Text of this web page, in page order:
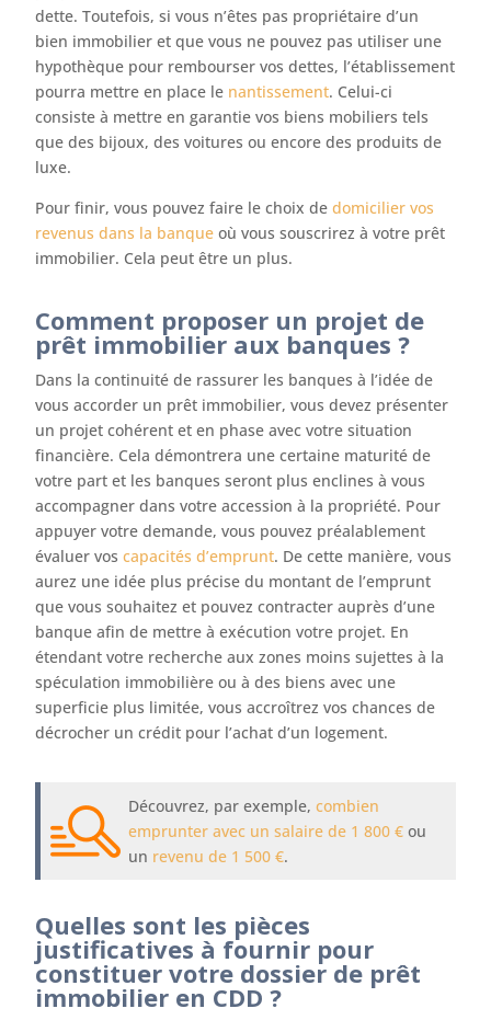
dette. Toutefois, si vous n’êtes pas propriétaire d’un
bien immobilier et que vous ne pouvez pas utiliser une
hypothèque pour rembourser vos dettes, l’établissement
pourra mettre en place le nantissement. Celui-ci
consiste à mettre en garantie vos biens mobiliers tels
que des bijoux, des voitures ou encore des produits de
luxe.
Pour finir, vous pouvez faire le choix dedomicilier vos
revenus dans la banque où vous souscrirez à votre prêt
immobilier. Cela peut être un plus.
Comment proposer un projet de
prêt immobilier aux banques ?
Dans la continuité de rassurer les banques à l’idée de
vous accorder un prêt immobilier, vous devez présenter
un projet cohérent et en phase avec votre situation
financière. Cela démontrera une certaine maturité de
votre part et les banques seront plus enclines à vous
accompagner dans votre accession à la propriété. Pour
appuyer votre demande, vous pouvez préalablement
évaluer voscapacités d’emprunt. De cette manière, vous
aurez une idée plus précise du montant de l’emprunt
que vous souhaitez et pouvez contracter auprès d’une
banque afin de mettre à exécution votre projet. En
étendant votre recherche aux zones moins sujettes à la
spéculation immobilière ou à des biens avec une
superficie plus limitée, vous accroîtrez vos chances de
décrocher un crédit pour l’achat d’un logement.
Découvrez, par exemple,combien
emprunter avec un salaire de 1 800 € ou
un revenu de 1 500 €.
Quelles sont les pièces
justificatives à fournir pour
constituer votre dossier de prêt
immobilier en CDD ?